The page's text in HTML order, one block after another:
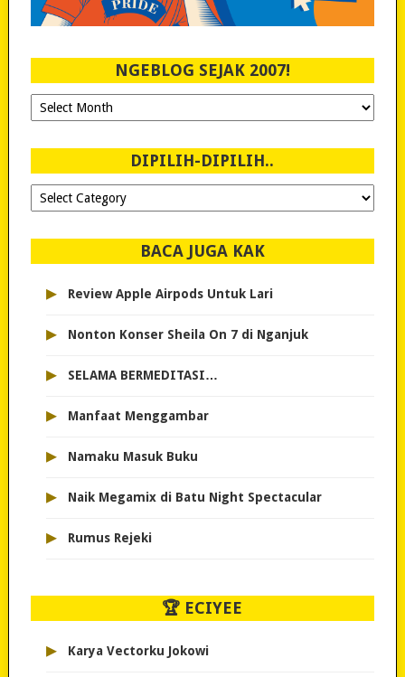
NGEBLOG SEJAK 2007!
Ngeblog
Sejak
DIPILIH-DIPILIH..
Dipilih-
dipilih..
BACA JUGA KAK
▸ Review Apple Airpods Untuk Lari
▸ Nonton Konser Sheila On 7 di Nganjuk
▸ SELAMA BERMEDITASI…
▸ Manfaat Menggambar
▸ Namaku Masuk Buku
▸ Naik Megamix di Batu Night Spectacular
▸ Rumus Rejeki
🏆 ECIYEE
▸ Karya Vectorku Jokowi